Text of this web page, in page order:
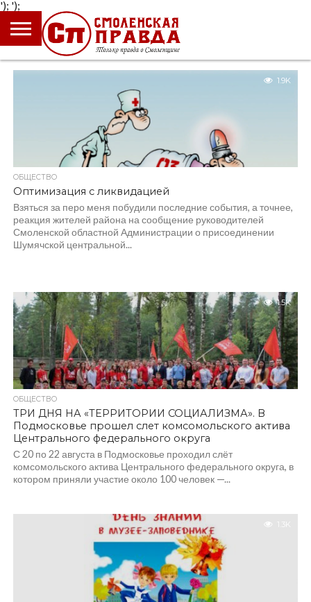
');
ГЛАВНАЯ
НОВОСТИ
ПРОИСШЕСТВИЯ
ПОЛИТИКА
КУЛЬТУРА
ЭКОНОМИКА
ОБЩЕСТВО
БЛОГИ
1.9K
ОБЩЕСТВО
Оптимизация с ликвидацией
Взяться за перо меня побудили последние события, а точнее,
реакция жителей района на сообщение руководителей
Смоленской областной Администрации о присоединении
Шумячской центральной...
1.5K
ОБЩЕСТВО
ТРИ ДНЯ НА «ТЕРРИТОРИИ СОЦИАЛИЗМА». В
Подмосковье прошел слет комсомольского актива
Центрального федерального округа
С 20 по 22 августа в Подмосковье проходил слёт
комсомольского актива Центрального федерального округа, в
котором приняли участие около 100 человек —...
1.3K
');